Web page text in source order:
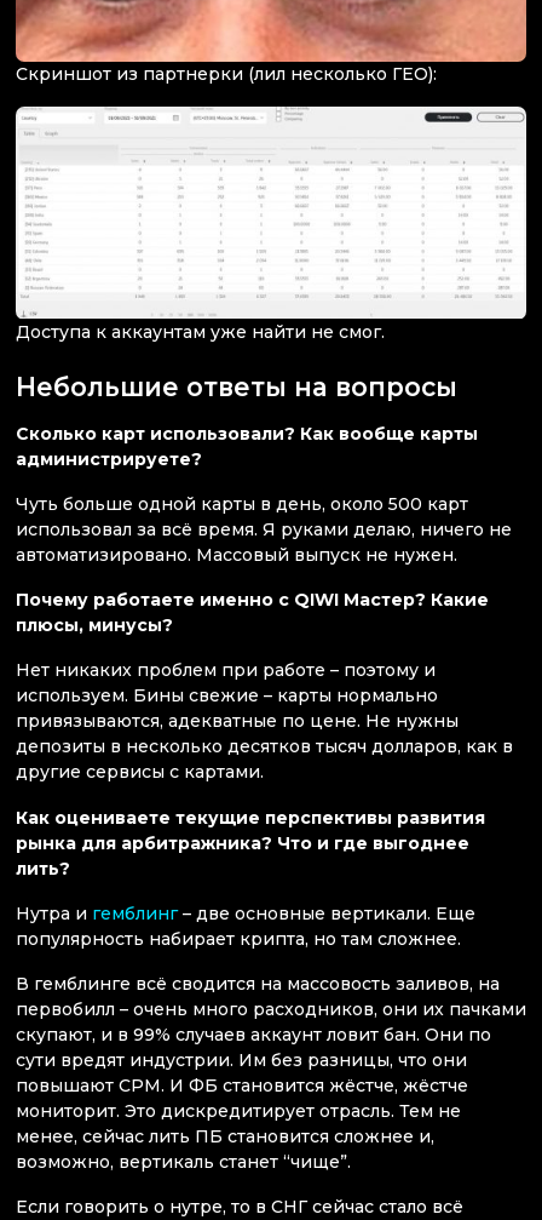
Скриншот из партнерки (лил несколько ГЕО):
Доступа к аккаунтам уже найти не смог.
Небольшие ответы на вопросы
Сколько карт использовали? Как вообще карты
администрируете?
Чуть больше одной карты в день, около 500 карт
использовал за всё время. Я руками делаю, ничего не
автоматизировано. Массовый выпуск не нужен.
Почему работаете именно с QIWI Мастер? Какие
плюсы, минусы?
Нет никаких проблем при работе – поэтому и
используем. Бины свежие – карты нормально
привязываются, адекватные по цене. Не нужны
депозиты в несколько десятков тысяч долларов, как в
другие сервисы с картами.
Как оцениваете текущие перспективы развития
рынка для арбитражника? Что и где выгоднее
лить?
Нутра и гемблинг– две основные вертикали. Еще
популярность набирает крипта, но там сложнее.
В гемблинге всё сводится на массовость заливов, на
первобилл – очень много расходников, они их пачками
скупают, и в 99% случаев аккаунт ловит бан. Они по
сути вредят индустрии. Им без разницы, что они
повышают CPM. И ФБ становится жёстче, жёстче
мониторит. Это дискредитирует отрасль. Тем не
менее, сейчас лить ПБ становится сложнее и,
возможно, вертикаль станет “чище”.
Если говорить о нутре, то в СНГ сейчас стало всё